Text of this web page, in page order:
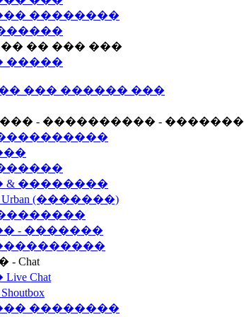
��������
�� ��� ���
�����
��� ������ ���
- ���������� - �������
& ��������
Urban (�������)
- �������
Chat
Chat
��������